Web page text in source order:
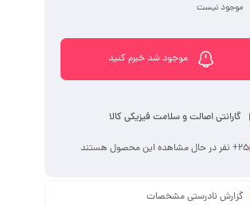
موجود نیست
موجود شد خبرم کنید
گارانتی اصالت و سلامت فیزیکی کالا
25+ نفر در حال مشاهده این محصول هستند
گزارش نادرستی مشخصات